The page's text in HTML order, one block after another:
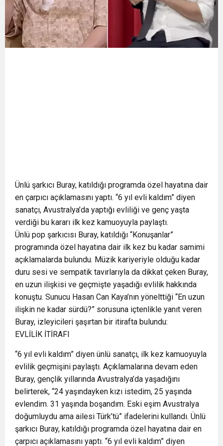
Ünlü şarkıcı Buray, katıldığı programda özel hayatına dair
en çarpıcı açıklamasını yaptı. “6 yıl evli kaldım” diyen
sanatçı, Avustralya’da yaptığı evliliği ve genç yaşta
verdiği bu kararı ilk kez kamuoyuyla paylaştı.
Ünlü pop şarkıcısı Buray, katıldığı “Konuşanlar”
programında özel hayatına dair ilk kez bu kadar samimi
açıklamalarda bulundu. Müzik kariyeriyle olduğu kadar
duru sesi ve sempatik tavırlarıyla da dikkat çeken Buray,
en uzun ilişkisi ve geçmişte yaşadığı evlilik hakkında
konuştu. Sunucu Hasan Can Kaya’nın yönelttiği “En uzun
ilişkin ne kadar sürdü?” sorusuna içtenlikle yanıt veren
Buray, izleyicileri şaşırtan bir itirafta bulundu:
EVLİLİK İTİRAFI
“6 yıl evli kaldım” diyen ünlü sanatçı, ilk kez kamuoyuyla
evlilik geçmişini paylaştı. Açıklamalarına devam eden
Buray, gençlik yıllarında Avustralya’da yaşadığını
belirterek, “24 yaşındayken kızı istedim, 25 yaşında
evlendim. 31 yaşında boşandım. Eski eşim Avustralya
doğumluydu ama ailesi Türk’tü” ifadelerini kullandı. Ünlü
şarkıcı Buray, katıldığı programda özel hayatına dair en
çarpıcı açıklamasını yaptı. “6 yıl evli kaldım” diyen